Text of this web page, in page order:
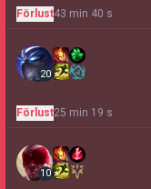
Förlust43 min 40 s
20
Förlust25 min 19 s
10